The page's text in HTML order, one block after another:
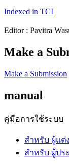
Indexed in TCI
Editor : Pavitra
Make a
Make a Submission
manual
คู่มือการใช้ระบบ
สำหรับ ผู้แต่ง
สำหรับ ผู้ปร